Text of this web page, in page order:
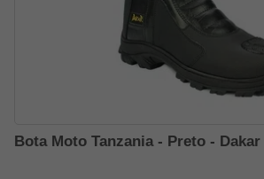
Bota Moto Tanzania - Preto - Dakar